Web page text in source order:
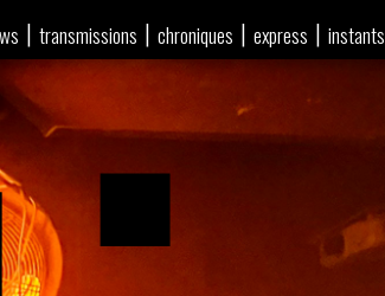
| transmissions | chroniques | express | instants